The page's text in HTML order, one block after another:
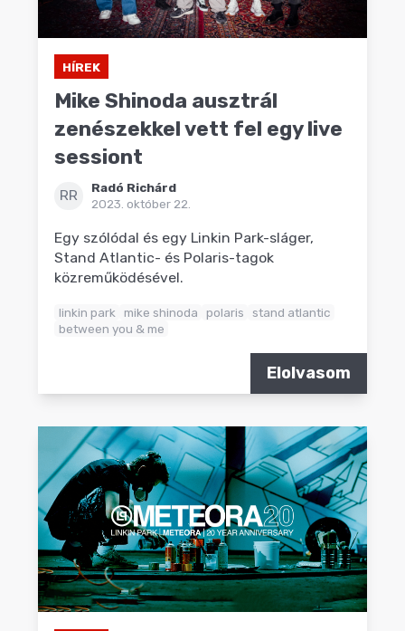
HÍREK
Mike Shinoda ausztrál
zenészekkel vett fel egy live
sessiont
RR
Radó Richárd
2023. október 22.
Egy szólódal és egy Linkin Park-sláger,
Stand Atlantic- és Polaris-tagok
közreműködésével.
linkin park mike shinoda polaris
stand atlantic
between you & me
Elolvasom